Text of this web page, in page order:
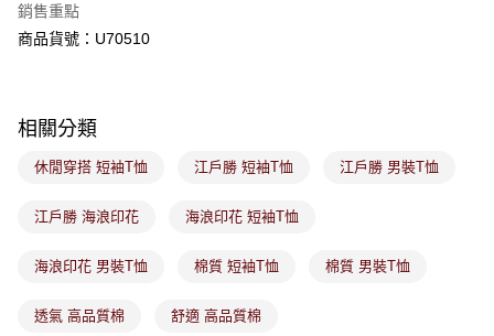
權轉讓予恩沛科技股份有限公司。
２．關於個人資料處理事宜，請瀏覽以下網址：
４．使用「AFTEE先享後付」時，將依據個別帳號之用戶狀況，依本公司即
請求用戶進行身份認證。
恩沛科技股份有限公司將有權停止該用戶之使用額度並採取法律行動。
付款後7-11取貨
免運費
免運費
付款後門市取貨
銷售重點
商品貨號：U70510
相關分類
休閒穿搭 短袖T恤 江戶勝 短袖T恤 江戶勝 男裝T恤
江戶勝 海浪印花 海浪印花 短袖T恤
海浪印花 男裝T恤 棉質 短袖T恤 棉質 男裝T恤
透氣 高品質棉 舒適 高品質棉